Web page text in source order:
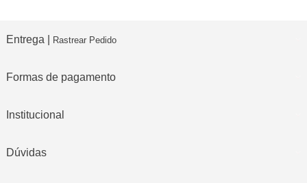
Entrega | Rastrear Pedido
Formas de pagamento
Institucional
Dúvidas